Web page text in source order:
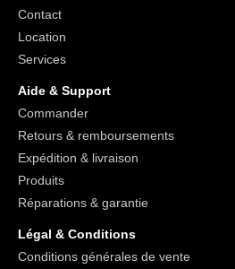
Contact
Location
Services
Aide & Support
Commander
Retours & remboursements
Expédition & livraison
Produits
Réparations & garantie
Légal & Conditions
Conditions générales de vente